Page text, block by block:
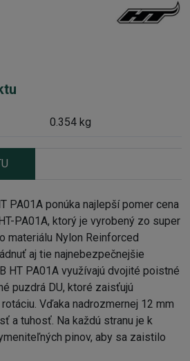
0.354 kg
PA01A ponúka najlepší pomer cena
PA01A, ktorý je vyrobený zo super
materiálu Nylon Reinforced
aj tie najnebezpečnejšie
HT PA01A využívajú dvojité poistné
puzdrá DU, ktoré zaisťujú
Vďaka nadrozmernej 12 mm
a tuhosť. Na každú stranu je k
pinov, aby sa zaistilo